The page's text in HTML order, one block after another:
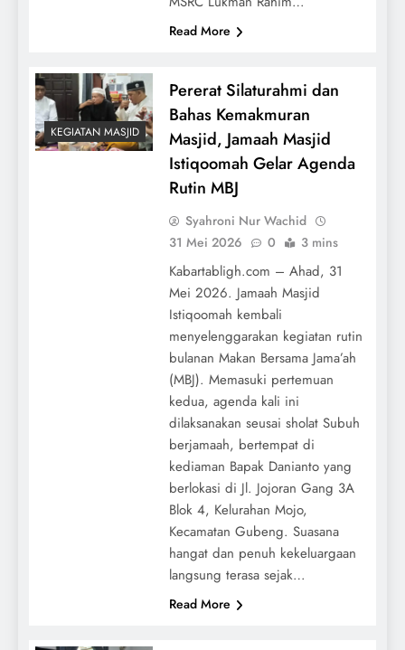
Read More
KEGIATAN MASJID
Pererat Silaturahmi dan
Bahas Kemakmuran
Masjid, Jamaah Masjid
Istiqoomah Gelar Agenda
Rutin MBJ
Syahroni Nur Wachid
31 Mei 2026
0 3 mins
Kabartabligh.com – Ahad, 31
Mei 2026. Jamaah Masjid
Istiqoomah kembali
menyelenggarakan kegiatan rutin
bulanan Makan Bersama Jama’ah
(MBJ). Memasuki pertemuan
kedua, agenda kali ini
dilaksanakan seusai sholat Subuh
berjamaah, bertempat di
kediaman Bapak Danianto yang
berlokasi di Jl. Jojoran Gang 3A
Blok 4, Kelurahan Mojo,
Kecamatan Gubeng. Suasana
hangat dan penuh kekeluargaan
langsung terasa sejak…
Read More